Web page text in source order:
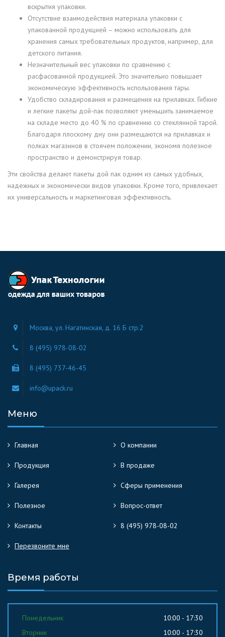
вскрытия упаковки.
Отсутствие взаимодействия материала упаковки с
упакованной продукцией – можно использовать для
хранения самых требовательных продуктов, например, для
детского питания.
Незначительный вес упаковки по сравнению с
расфасованной продукцией. Это значительно повышает
экономическую эффективность использования тары.
Удобство складирования и размещения на прилавках. Гибкие
и легкие пакеты дой-пак позволяют уменьшить занимаемое
на складе место до 40 % по сравнению со стеклянной тарой.
Благодаря плоскому дну они размещаются на прилавках и
полках магазинов в стоячем положении, экономя полезное
пространство и демонстрируя товар.
Эти свойства делают пакеты дой пак одним из самых удобных,
надежных и экономически видов упаковки. Кроме того, привлекает
их универсальность и маркетинговая эффективность.
Москва, ул. Нагатинская, д. 16 Б стр.2
8 (495) 978-08-02
8 (495) 737-46-45
info@upack.ru
Меню
Главная О компании
Продукция В продаже
Галерея Сферы применения
Полезное Вопрос-ответ
Контакты 8 (495) 978-08-02
Перезвоните мне
Время работы
Понедельник
10:00 - 17:30
Вторник
10:00 - 17:30